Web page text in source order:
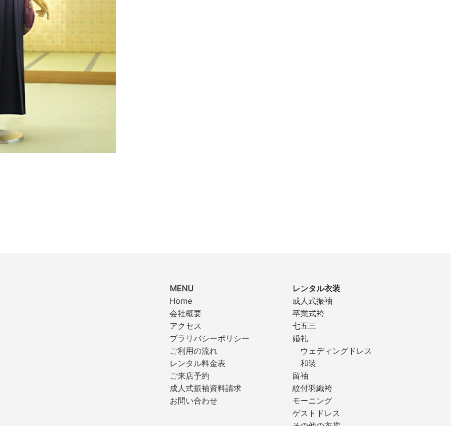
MENU
Home
会社概要
アクセス
プラリバシーポリシー
ご利用の流れ
レンタル料金表
ご来店予約
成人式振袖資料請求
お問い合わせ
レンタル衣装
成人式振袖
卒業式袴
七五三
婚礼
ウェディングドレス
和装
留袖
紋付羽織袴
モーニング
ゲストドレス